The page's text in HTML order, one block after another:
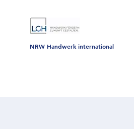
NRW Handwerk international